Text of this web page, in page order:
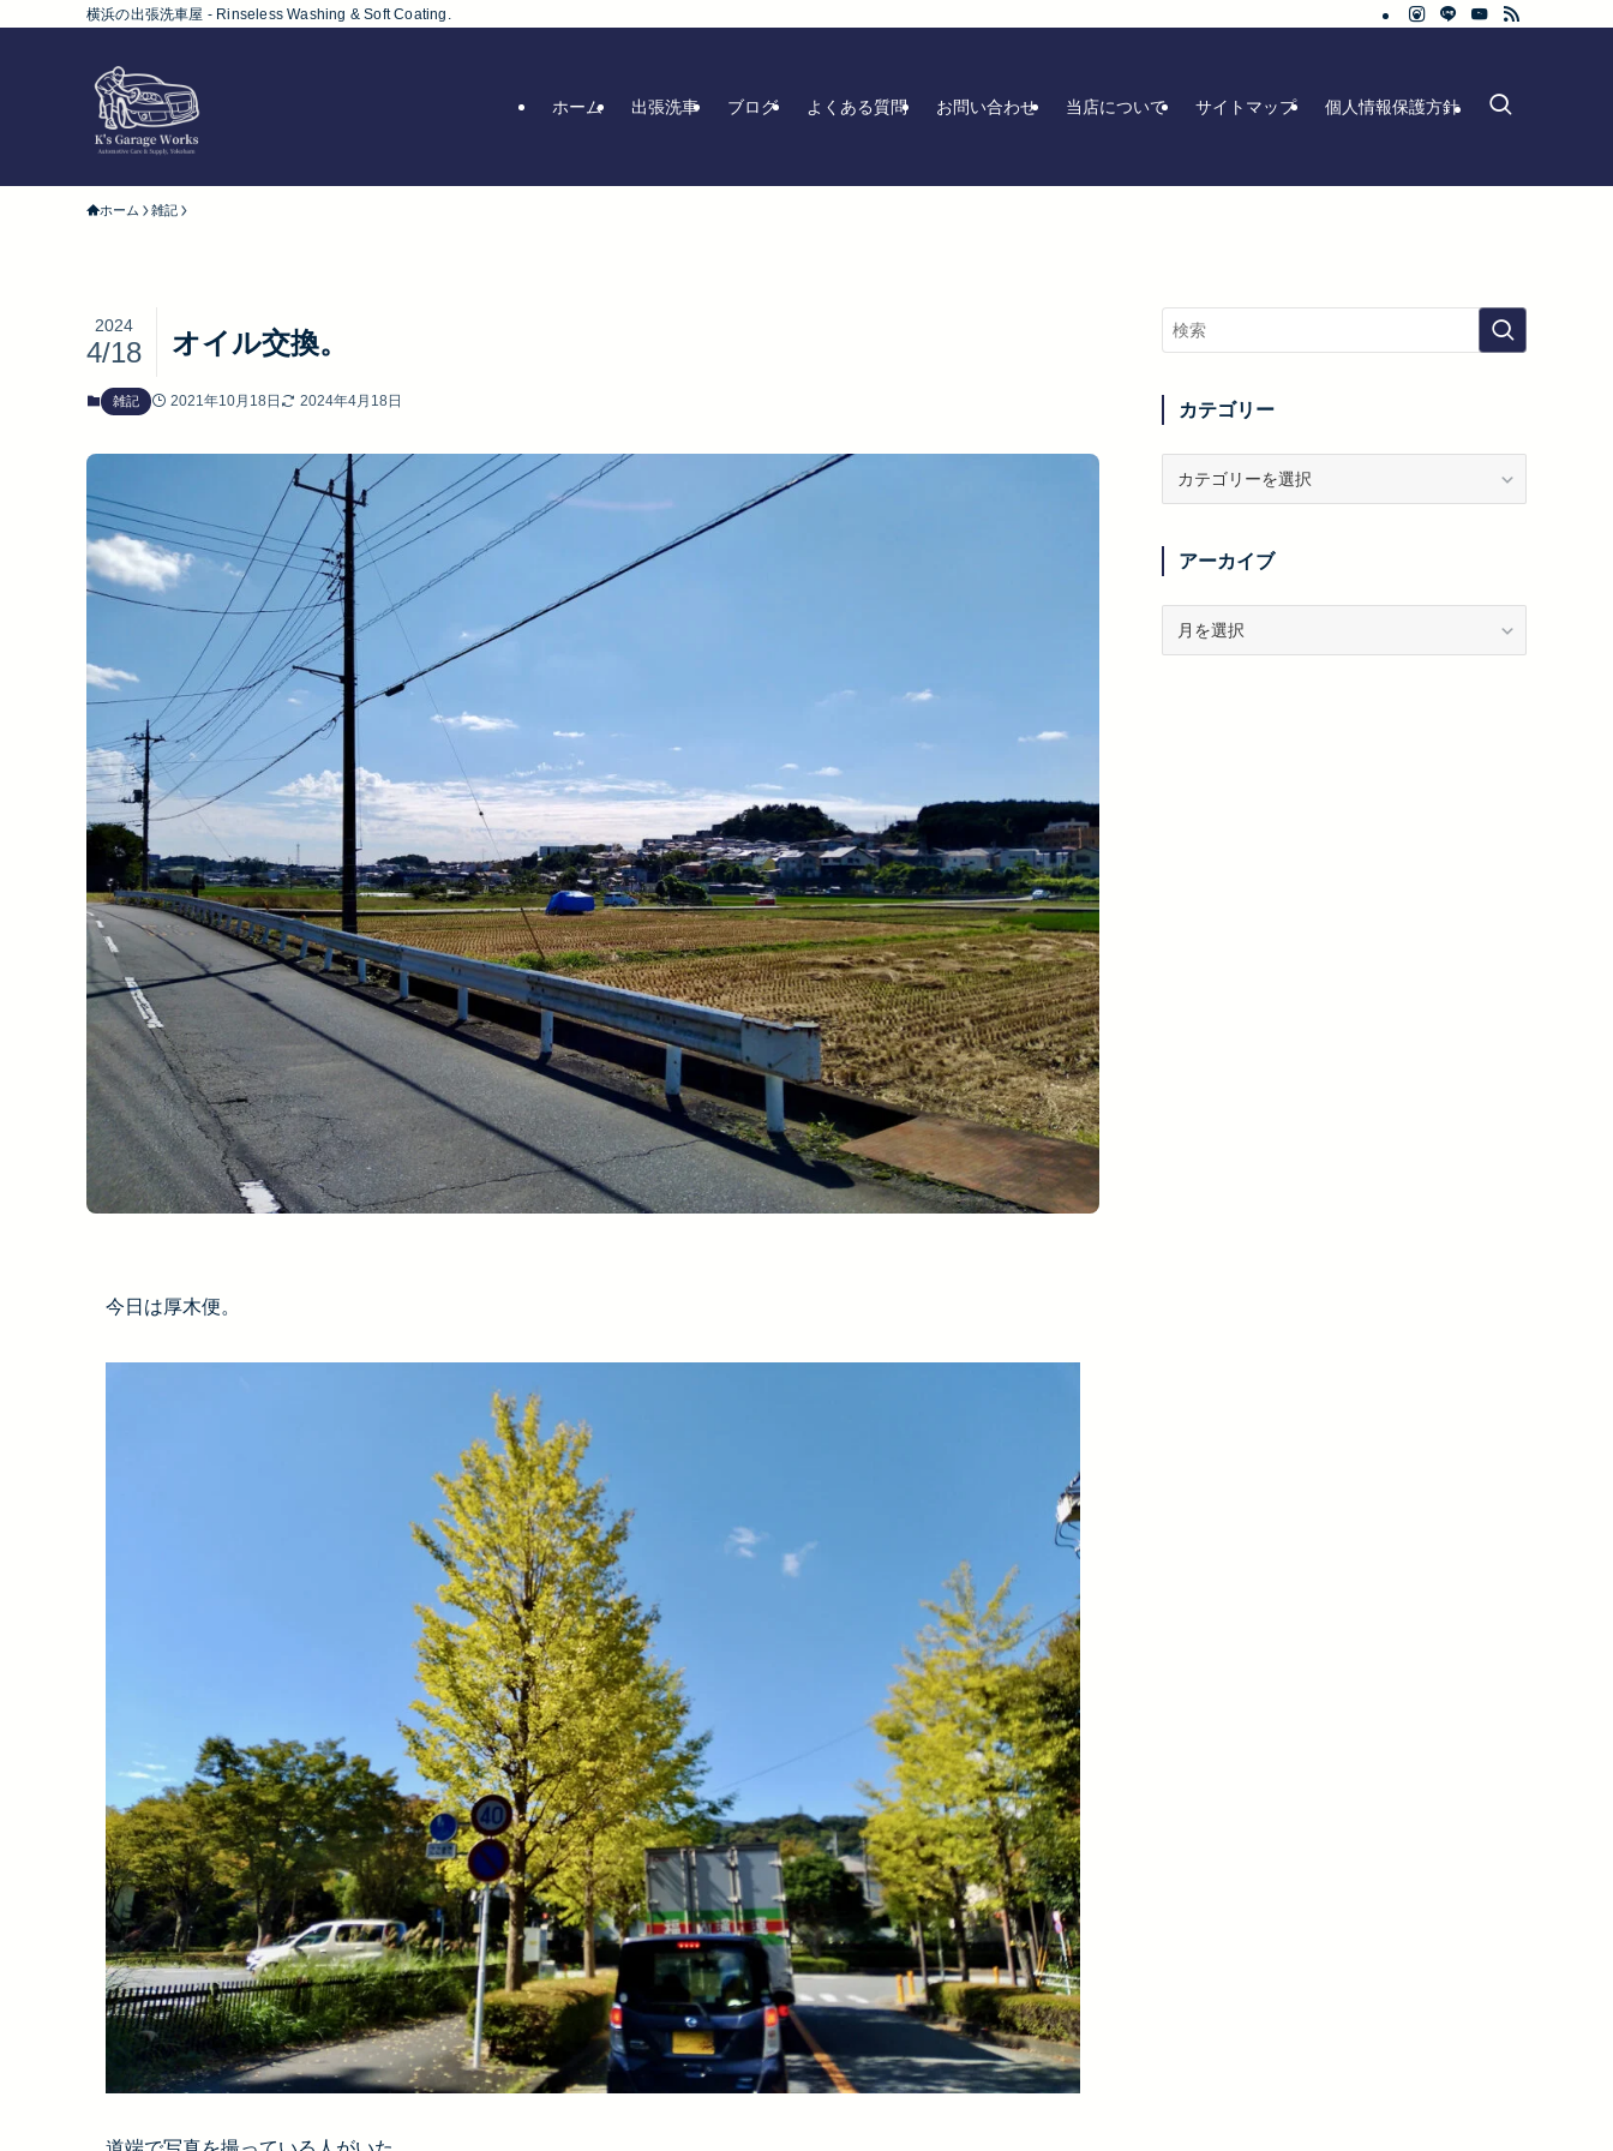
横浜の出張洗車屋 - Rinseless Washing & Soft Coating.
ホーム 出張洗車 ブログ よくある質問 お問い合わせ 当店について サイトマップ 個人情報保護方針
ホーム 雑記
オイル交換。
2024
4/18
雑記 2021年10月18日 2024年4月18日
今日は厚木便。
カテゴリー
リ
アーカイブ